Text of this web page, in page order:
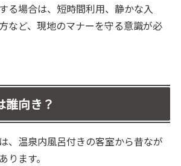
る場合は、短時間利用、静かな入
など、現地のマナーを守る意識が必
誰向き？
、温泉内風呂付きの客室から昔なが
ります。